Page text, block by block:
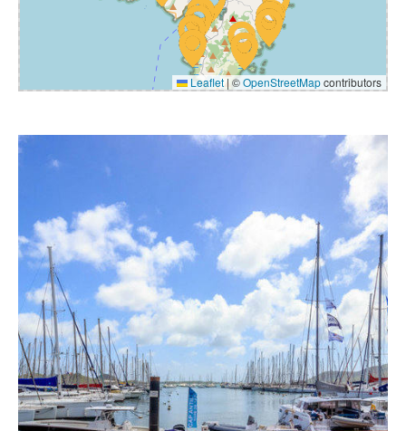
Leaflet | ©OpenStreetMapcontributors